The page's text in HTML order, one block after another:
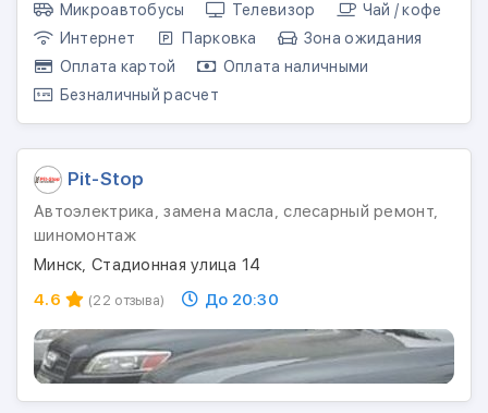
Микроавтобусы
Телевизор
Чай / кофе
Интернет
Парковка
Зона ожидания
Оплата картой
Оплата наличными
Безналичный расчет
Pit-Stop
Автоэлектрика, замена масла, слесарный ремонт,
шиномонтаж
Минск, Стадионная улица 14
4.6
(22 отзыва) До 20:30